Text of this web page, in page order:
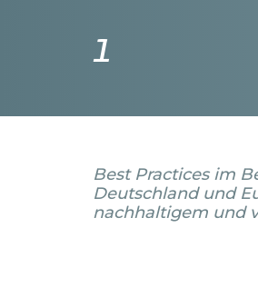
1
Best Practices im
Deutschland und
nachhaltigem und